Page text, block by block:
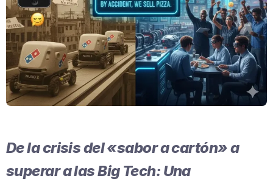
De la crisis del «sabor a cartón» a
superar a las Big Tech: Una